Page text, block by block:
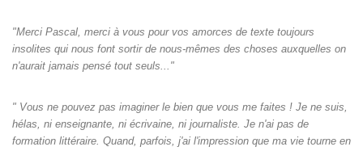
"Merci Pascal, merci à vous pour vos amorces de texte toujours
insolites qui nous font sortir de nous-mêmes des choses auxquelles on
n'aurait jamais pensé tout seuls‌..."
" Vous ne pouvez pas imaginer le bien que vous me faites ! Je ne suis,
hélas, ni enseignante, ni écrivaine, ni journaliste. Je n'ai pas de
formation littéraire. Quand, parfois, j'ai l'impression que ma vie tourne en